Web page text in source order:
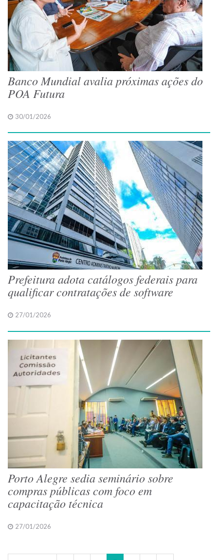
Banco Mundial avalia próximas ações do
POA Futura
30/01/2026
Prefeitura adota catálogos federais para
qualificar contratações de software
27/01/2026
Porto Alegre sedia seminário sobre
compras públicas com foco em
capacitação técnica
27/01/2026